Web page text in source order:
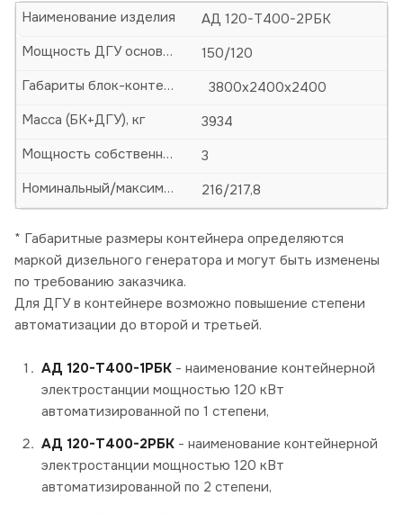
АД 120-Т400-2РБК
Наименование изделия
150/120
Мощность ДГУ основная (кВА/кВт)
3800х2400х2400
Габариты блок-контейнера (БК)-ДхШхВ, мм
3934
Масса (БК+ДГУ), кг
3
Мощность собственных нужд, кВт
216/217,8
Номинальный/максимальный ток, А
* Габаритные размеры контейнера определяются
маркой дизельного генератора и могут быть изменены
по требованию заказчика.
Для ДГУ в контейнере возможно повышение степени
автоматизации до второй и третьей.
АД 120-Т400-1РБК - наименование контейнерной
электростанции мощностью 120 кВт
автоматизированной по 1 степени,
АД 120-Т400-2РБК - наименование контейнерной
электростанции мощностью 120 кВт
автоматизированной по 2 степени,